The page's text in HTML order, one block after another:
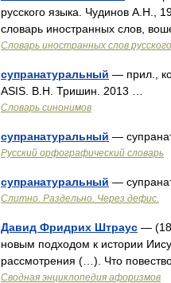
русского языка. Чудинов
словарь иностранных слов,
Словарь иностранных слов
супранатуральный — прил.,
ASIS. В.Н. Тришин. 2013 …
Словарь синонимов
супранатуральный —
Русский орфографический словарь
супранатуральный —
Слитно. Раздельно. Через дефис.
Давид Фридрих Штраус —
новым подходом к истории
рассмотрения (…). Что
Сводная энциклопедия афоризмов